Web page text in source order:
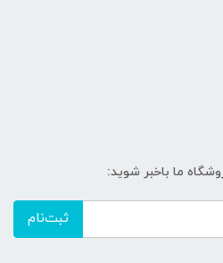
ما باخبر شوید:
ثبت‌نام